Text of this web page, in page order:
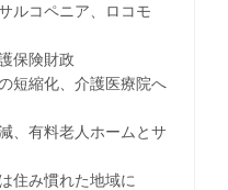
コペニア、ロコモ
保険財政
縮化、介護医療院へ
有料老人ホームとサ
み慣れた地域に